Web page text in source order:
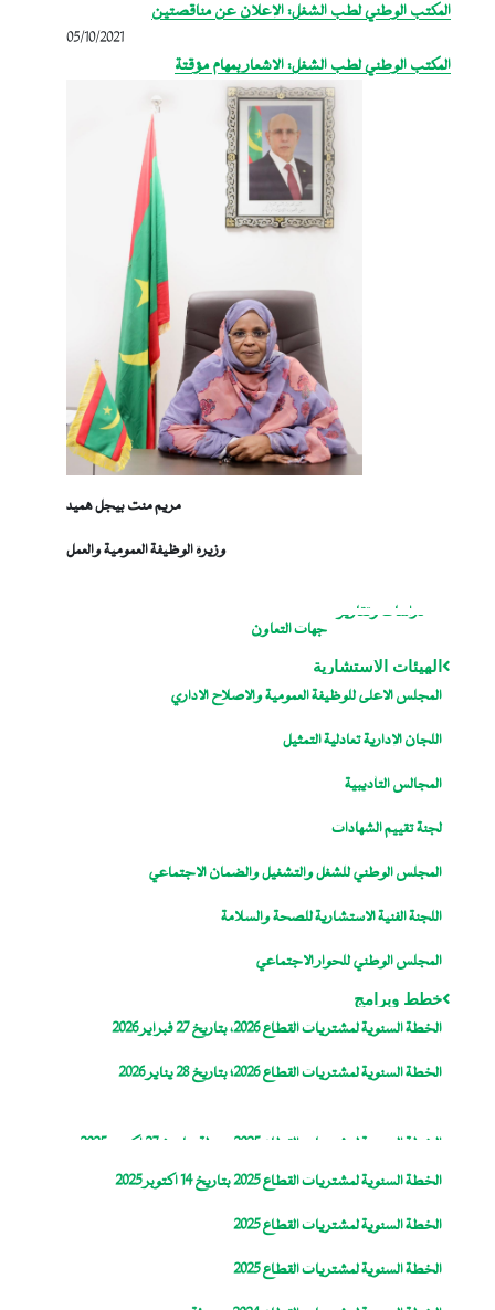
المكتب الوطني لطب الشغل: الإعلان عن مناقصتين
05/10/2021
المكتب الوطني لطب الشغل: الاشعار بمهام مؤقتة
مريم منت بيجل هميد
وزيرة الوظيفة العمومية والعمل
دراسات وتقارير
جهات التعاون
الهيئات الاستشارية
المجلس الاعلى للوظيفة العمومية والاصلاح الاداري
اللجان الإدارية تعادلية التمثيل
المجالس التأديبية
لجنة تقييم الشهادات
المجلس الوطني للشغل والتشغيل والضمان الاجتماعي
اللجنة الفنية الاستشارية للصحة والسلامة
المجلس الوطني للحوار الاجتماعي
خطط وبرامج
الخطة السنوية لمشتريات القطاع 2026، بتاريخ 27 فبراير 2026
الخطة السنوية لمشتريات القطاع 2026؛ بتاريخ 28 يناير 2026
الخطة السنوية لمشتريات القطاع 2025، معدلة بتاريخ 27 اكتوبر 2025
الخطة السنوية لمشتريات القطاع 2025 بتاريخ 14 اكتوبر 2025
الخطة السنوية لمشتريات القطاع 2025
الخطة السنوية لمشتريات القطاع 2025